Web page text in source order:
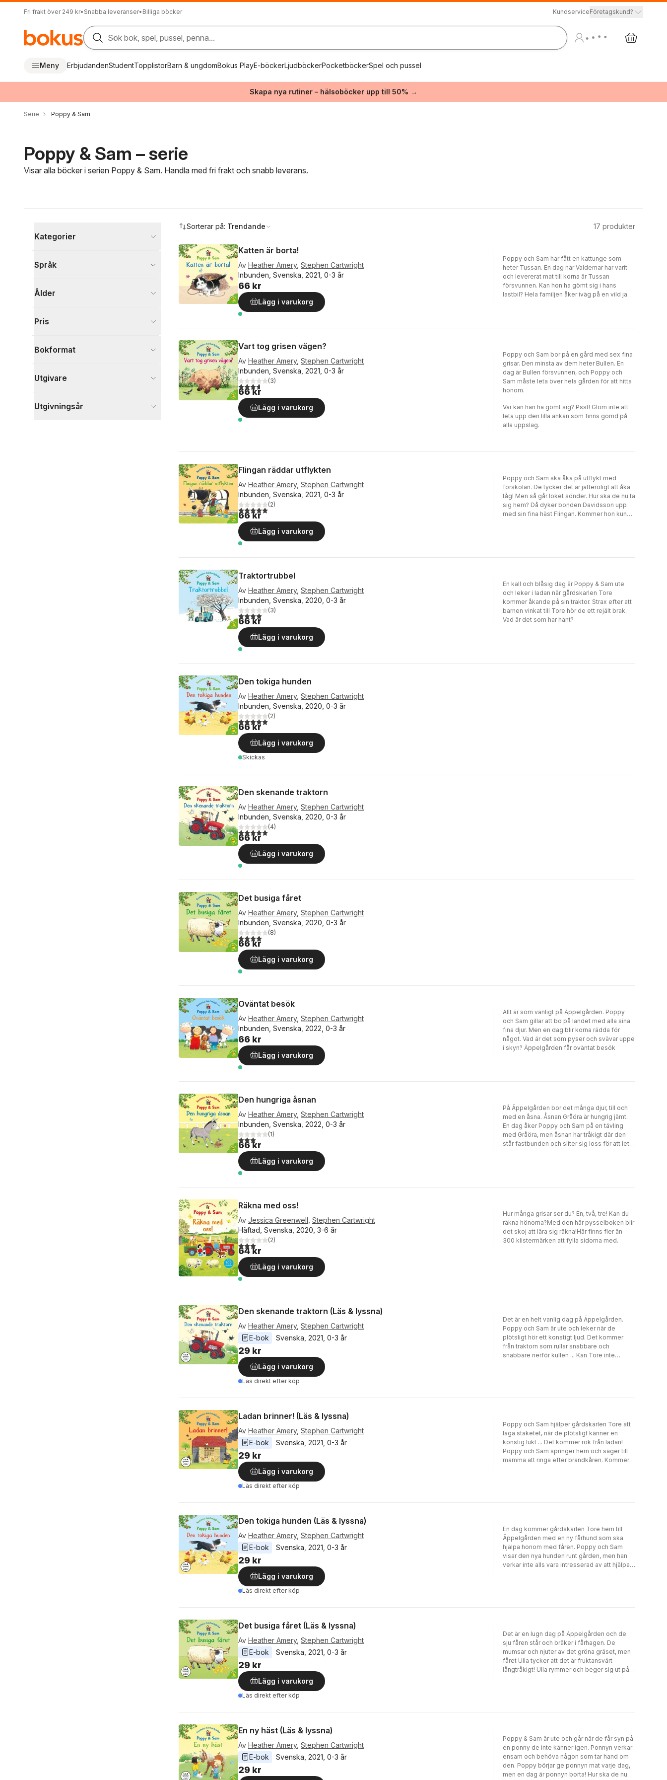
Fri frakt över 249 kr• Snabba leveranser• Billiga böcker KundserviceFöretagskund?
Sök bok, spel, pussel, penna...
Meny ErbjudandenStudentTopplistorBarn & ungdomBokus PlayE-böckerLjudböckerPocketböckerSpel och pussel
Skapa nya rutiner – hälsoböcker upp till 50% →
Serie Poppy & Sam
Poppy & Sam – serie
Visar alla böcker i serien Poppy & Sam. Handla med fri frakt och snabb leverans.
Kategorier
Visa fler
Språk
Ålder
Pris
Bokformat
Utgivare
Utgivningsår
Sorterar på: Trendande 17 produkter
Katten är borta!
Av Heather Amery, Stephen Cartwright
Inbunden, Svenska, 2021, 0-3 år
66 kr
Lägg i varukorg
Poppy och Sam har fått en kattunge som
heter Tussan. En dag när Valdemar har varit
och levererat mat till korna är Tussan
försvunnen. Kan hon ha gömt sig i hans
lastbil? Hela familjen åker iväg på en vild jakt.
olika böcker om Poppy & Sam.
Vart tog grisen vägen?
Av Heather Amery, Stephen Cartwright
Inbunden, Svenska, 2021, 0-3 år
3,7utav 5 stjärnor. Totalt antal röster:
(3)
66 kr
Lägg i varukorg
Poppy och Sam bor på en gård med sex fina
grisar. Den minsta av dem heter Bullen. En
dag är Bullen försvunnen, och Poppy och
Sam måste leta över hela gården för att hitta
honom.
Var kan han ha gömt sig? Psst! Glöm inte att
leta upp den lilla ankan som finns gömd på
alla uppslag.
Flingan räddar utflykten
Av Heather Amery, Stephen Cartwright
Inbunden, Svenska, 2021, 0-3 år
5,0utav 5 stjärnor. Totalt antal röster:
(2)
66 kr
Lägg i varukorg
Poppy och Sam ska åka på utflykt med
förskolan. De tycker det är jätteroligt att åka
tåg! Men så går loket sönder. Hur ska de nu ta
sig hem? Då dyker bonden Davidsson upp
med sin fina häst Flingan. Kommer hon kunna
Traktortrubbel
Av Heather Amery, Stephen Cartwright
Inbunden, Svenska, 2020, 0-3 år
4,0utav 5 stjärnor. Totalt antal röster:
(3)
66 kr
Lägg i varukorg
En kall och blåsig dag är Poppy & Sam ute
och leker i ladan när gårdskarlen Tore
kommer åkande på sin traktor. Strax efter att
barnen vinkat till Tore hör de ett rejält brak.
Vad är det som har hänt?
Den tokiga hunden
Av Heather Amery, Stephen Cartwright
Inbunden, Svenska, 2020, 0-3 år
5,0utav 5 stjärnor. Totalt antal röster:
(2)
66 kr
Lägg i varukorg
Skickas
Den skenande traktorn
Av Heather Amery, Stephen Cartwright
Inbunden, Svenska, 2020, 0-3 år
5,0utav 5 stjärnor. Totalt antal röster:
(4)
66 kr
Lägg i varukorg
Det busiga fåret
Av Heather Amery, Stephen Cartwright
Inbunden, Svenska, 2020, 0-3 år
4,0utav 5 stjärnor. Totalt antal röster:
(8)
66 kr
Lägg i varukorg
Oväntat besök
Av Heather Amery, Stephen Cartwright
Inbunden, Svenska, 2022, 0-3 år
66 kr
Lägg i varukorg
Allt är som vanligt på Äppelgården. Poppy
och Sam gillar att bo på landet med alla sina
fina djur. Men en dag blir korna rädda för
något. Vad är det som pyser och svävar uppe
i skyn? Äppelgården får oväntat besök
Den hungriga åsnan
Av Heather Amery, Stephen Cartwright
Inbunden, Svenska, 2022, 0-3 år
3,0utav 5 stjärnor. Totalt antal röster:
(1)
66 kr
Lägg i varukorg
På Äppelgården bor det många djur, till och
med en åsna. Åsnan Gråöra är hungrig jämt.
En dag åker Poppy och Sam på en tävling
med Gråöra, men åsnan har tråkigt där den
står fastbunden och sliter sig loss för att leta
Räkna med oss!
Av Jessica Greenwell Stephen Cartwright
Häftad, Svenska, 2020, 3-6 år
3,0utav 5 stjärnor. Totalt antal röster:
(2)
64 kr
Lägg i varukorg
Hur många grisar ser du? En, två, tre! Kan du
räkna hönorna?Med den här pysselboken blir
det skoj att lära sig räkna!Här finns fler än
300 klistermärken att fylla sidorna med.
Den skenande traktorn (Läs & lyssna)
Av Heather Amery, Stephen Cartwright
E-bok
Svenska 2021 0-3 år
29 kr
Lägg i varukorg
Läs direkt efter köp
Det är en helt vanlig dag på Äppelgården.
Poppy och Sam är ute och leker när de
plötsligt hör ett konstigt ljud. Det kommer
från traktorn som rullar snabbare och
snabbare nerför kullen ... Kan Tore inte
Ladan brinner! (Läs & lyssna)
Av Heather Amery, Stephen Cartwright
E-bok
Svenska 2021 0-3 år
29 kr
Lägg i varukorg
Läs direkt efter köp
Poppy och Sam hjälper gårdskarlen Tore att
laga staketet, när de plötsligt känner en
konstig lukt ... Det kommer rök från ladan!
Poppy och Sam springer hem och säger till
mamma att ringa efter brandkåren. Kommer
Den tokiga hunden (Läs & lyssna)
Av Heather Amery, Stephen Cartwright
E-bok
Svenska 2021 0-3 år
29 kr
Lägg i varukorg
Läs direkt efter köp
En dag kommer gårdskarlen Tore hem till
Äppelgården med en ny fårhund som ska
hjälpa honom med fåren. Poppy och Sam
visar den nya hunden runt gården, men han
verkar inte alls vara intresserad av att hjälpa
Det busiga fåret (Läs & lyssna)
Av Heather Amery, Stephen Cartwright
E-bok
Svenska 2021 0-3 år
29 kr
Lägg i varukorg
Läs direkt efter köp
Det är en lugn dag på Äppelgården och de
sju fåren står och bräker i fårhagen. De
mumsar och njuter av det gröna gräset, men
fåret Ulla tycker att det är fruktansvärt
långtråkigt! Ulla rymmer och beger sig ut på
En ny häst (Läs & lyssna)
Av Heather Amery, Stephen Cartwright
E-bok
Svenska 2021 0-3 år
29 kr
Poppy & Sam är ute och går när de får syn på
en ponny de inte känner igen. Ponnyn verkar
ensam och behöva någon som tar hand om
den. Poppy börjar ge ponnyn mat varje dag,
men en dag är ponnyn borta! Hur ska de nu